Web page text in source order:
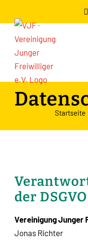
Inhalt
Startseite
der DSGVO
Vereinigung Junger
Jonas Richter